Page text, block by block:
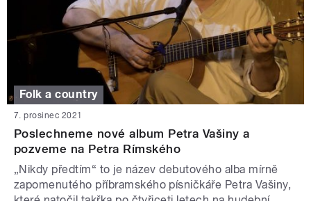
Folk a country
7. prosinec 2021
Poslechneme nové album Petra Vašiny a
pozveme na Petra Rímského
„Nikdy předtím“ to je název debutového alba mírně
zapomenutého příbramského písničkáře Petra Vašiny,